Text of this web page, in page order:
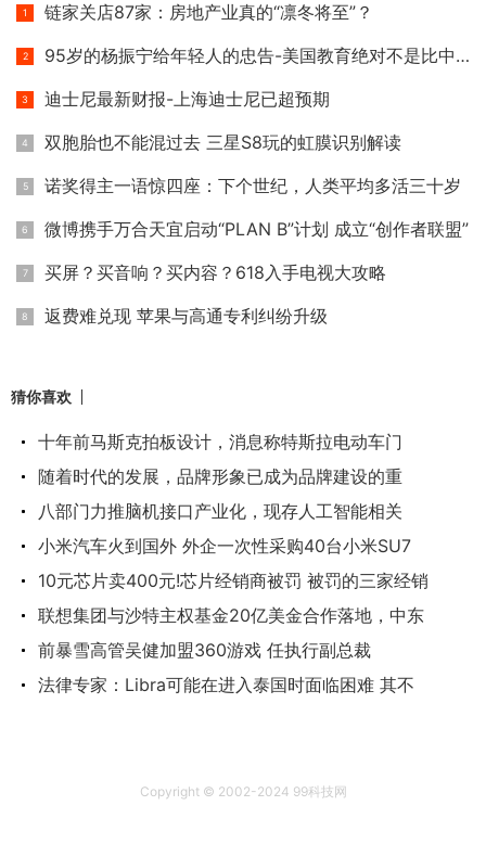
链家关店87家：房地产业真的“凛冬将至”？
95岁的杨振宁给年轻人的忠告-美国教育绝对不是比中国好
迪士尼最新财报-上海迪士尼已超预期
双胞胎也不能混过去 三星S8玩的虹膜识别解读
诺奖得主一语惊四座：下个世纪，人类平均多活三十岁
微博携手万合天宜启动“PLAN B”计划 成立“创作者联盟”
买屏？买音响？买内容？618入手电视大攻略
返费难兑现 苹果与高通专利纠纷升级
猜你喜欢
十年前马斯克拍板设计，消息称特斯拉电动车门
随着时代的发展，品牌形象已成为品牌建设的重
八部门力推脑机接口产业化，现存人工智能相关
小米汽车火到国外 外企一次性采购40台小米SU7
10元芯片卖400元!芯片经销商被罚 被罚的三家经销
联想集团与沙特主权基金20亿美金合作落地，中东
前暴雪高管吴健加盟360游戏 任执行副总裁
法律专家：Libra可能在进入泰国时面临困难 其不
Copyright © 2002-2024 99科技网